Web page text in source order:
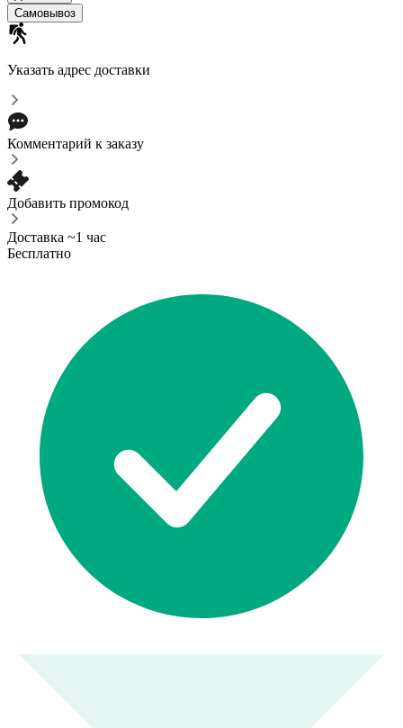
Самовывоз
Указать адрес доставки
Комментарий к заказу
Добавить промокод
Доставка ~1 час
Бесплатно